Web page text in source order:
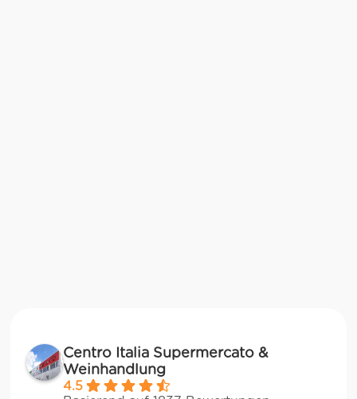
Centro Italia Supermercato &
Weinhandlung
4.5